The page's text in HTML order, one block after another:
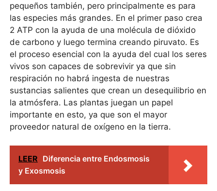
pequeños también, pero principalmente es para
las especies más grandes. En el primer paso crea
2 ATP con la ayuda de una molécula de dióxido
de carbono y luego termina creando piruvato. Es
el proceso esencial con la ayuda del cual los seres
vivos son capaces de sobrevivir ya que sin
respiración no habrá ingesta de nuestras
sustancias salientes que crean un desequilibrio en
la atmósfera. Las plantas juegan un papel
importante en esto, ya que son el mayor
proveedor natural de oxígeno en la tierra.
LEER Diferencia entre Endosmosis
y Exosmosis